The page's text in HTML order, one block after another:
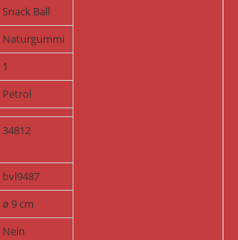
Snack Ball
Naturgummi
1
Petrol
34812
bvl9487
ø 9 cm
Nein